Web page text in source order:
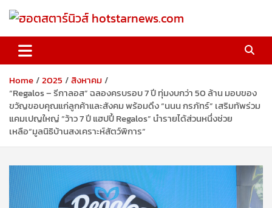
ฮอตสตาร์นิวส์ hotstarnews.com
Home 2025
สิงหาคม
“Regalos – รีกาลอส” ฉลองครบรอบ 7 ปี ทุ่มงบกว่า 50 ล้าน มอบของ
ขวัญขอบคุณแก่ลูกค้าและสังคม พร้อมดึง “นนน กรภัทร์” เสริมทัพร่วม
แคมเปญใหญ่ “ว้าว 7 ปี แฮปปี้ Regalos” นำรายได้ส่วนหนึ่งช่วย
เหลือ“มูลนิธิบ้านสงเคราะห์สัตว์พิการ”